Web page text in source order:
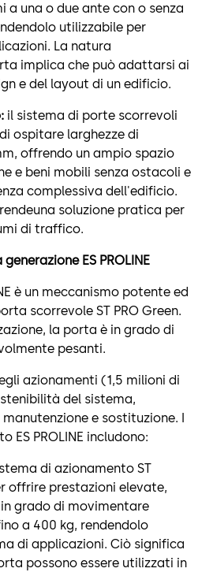
una o due ante con o senza
utilizzabile per
La natura
implica che può adattarsi ai
e del layout di un edificio.
il sistema di porte scorrevoli
ospitare larghezze di
offrendo un ampio spazio
e beni mobili senza ostacoli e
complessiva dell'edificio.
soluzione pratica per
di traffico.
ES PROLINE
è un meccanismo potente ed
scorrevole ST PRO Green.
la porta è in grado di
pesanti.
azionamenti (1,5 milioni di
del sistema,
e sostituzione. I
PROLINE includono:
di azionamento ST
offrire prestazioni elevate,
grado di movimentare
a 400 kg, rendendolo
di applicazioni. Ciò significa
possono essere utilizzati in